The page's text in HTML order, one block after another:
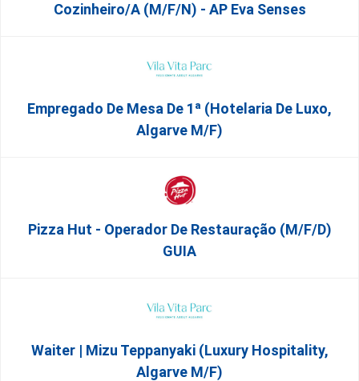
Cozinheiro/a (M/F/N) - AP Eva Senses
Empregado De Mesa De 1ª (Hotelaria De Luxo,
Algarve M/F)
Pizza Hut - Operador De Restauração (m/f/d)
GUIA
Waiter | Mizu Teppanyaki (Luxury Hospitality,
Algarve M/F)